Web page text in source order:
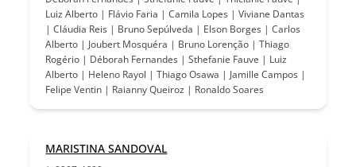
Luiz Alberto | Flávio Faria | Camila Lopes | Viviane Dantas
| Cláudia Reis | Bruno Sepúlveda | Elson Borges | Carlos
Alberto | Joubert Mosquéra | Bruno Lorenção | Thiago
Rogério | Déborah Fernandes | Sthefanie Fauve | Luiz
Alberto | Heleno Rayol | Thiago Osawa | Jamille Campos |
Felipe Ventin | Raianny Queiroz | Ronaldo Soares
MARISTINA SANDOVAL